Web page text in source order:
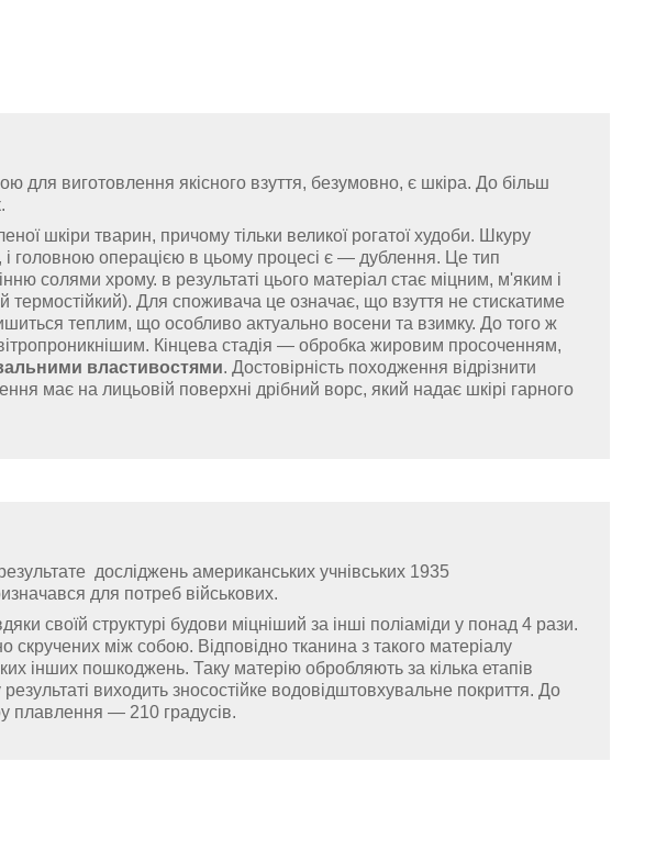
виготовлення якісного взуття, безумовно, є шкіра. До більш
шкіри тварин, причому тільки великої рогатої худоби. Шкуру
головною операцією в цьому процесі є — дублення. Це тип
солями хрому. в результаті цього матеріал стає міцним, м'яким і
термостійкий). Для споживача це означає, що взуття не стискатиме
теплим, що особливо актуально восени та взимку. До того ж
Кінцева стадія — обробка жировим просоченням,
властивостями. Достовірність походження відрізнити
має на лицьовій поверхні дрібний ворс, який надає шкірі гарного
досліджень американських учнівських 1935
для потреб військових.
своїй структурі будови міцніший за інші поліаміди у понад 4 рази.
між собою. Відповідно тканина з такого матеріалу
інших пошкоджень. Таку матерію обробляють за кілька етапів
виходить зносостійке водовідштовхувальне покриття. До
плавлення — 210 градусів.